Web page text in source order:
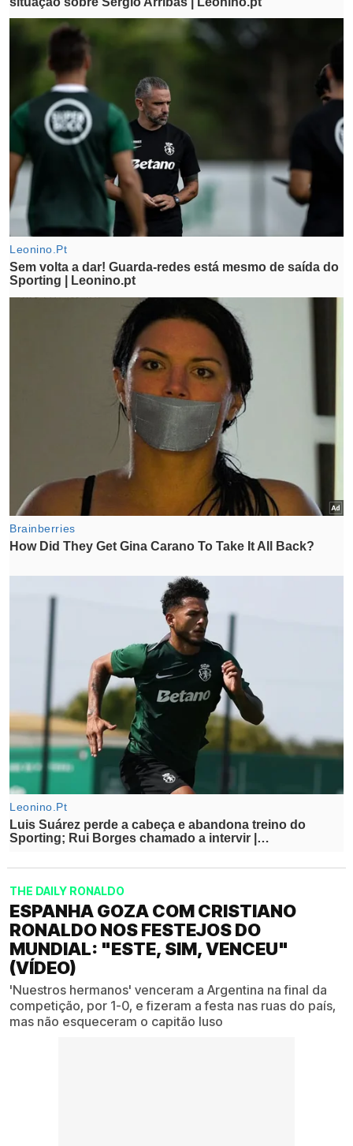
THE DAILY RONALDO
ESPANHA GOZA COM CRISTIANO
RONALDO NOS FESTEJOS DO
MUNDIAL: "ESTE, SIM, VENCEU"
(VÍDEO)
'Nuestros hermanos' venceram a Argentina na final da
competição, por 1-0, e fizeram a festa nas ruas do país,
mas não esqueceram o capitão luso